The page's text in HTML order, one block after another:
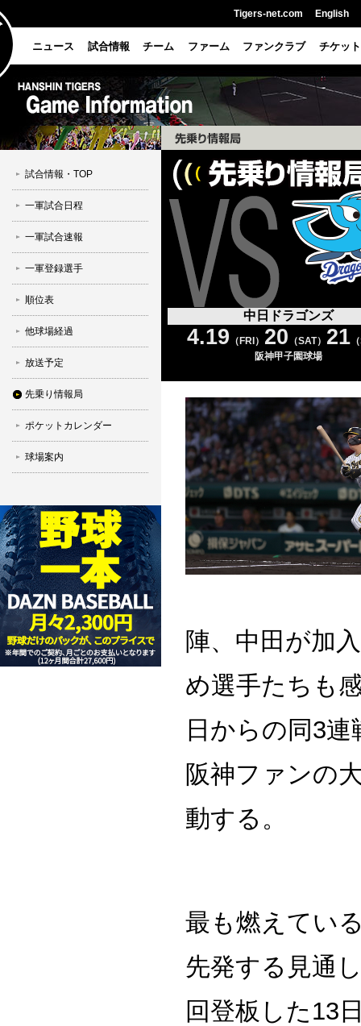
Tigers-net.com English
ニュース 試合情報 チーム ファーム ファンクラブ チケット
試合情報・TOP
一軍試合日程
一軍試合速報
一軍登録選手
順位表
他球場経過
放送予定
先乗り情報局
ポケットカレンダー
球場案内
中日ドラゴンズ
4.19 （FRI） 20 （SAT） 21
阪神甲子園球場
陣、中田が加
め選手たちも
日からの同3
阪神ファンの
動する。
最も燃えてい
先発する見通
回登板した13